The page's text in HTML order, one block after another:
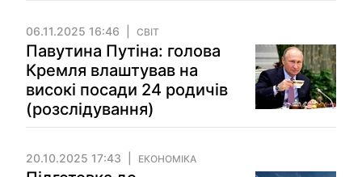
06.11.2025 16:46 СВІТ
Павутина Путіна: голова
Кремля влаштував на
високі посади 24 родичів
(розслідування)
20.10.2025 17:43 ЕКОНОМІКА